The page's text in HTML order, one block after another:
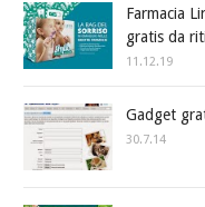
Farmacia
gratis da
11.12.19
Gadget
30.7.14